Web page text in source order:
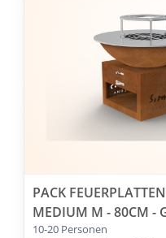
PACK
MEDIUM M - 80CM -
10-20 Personen